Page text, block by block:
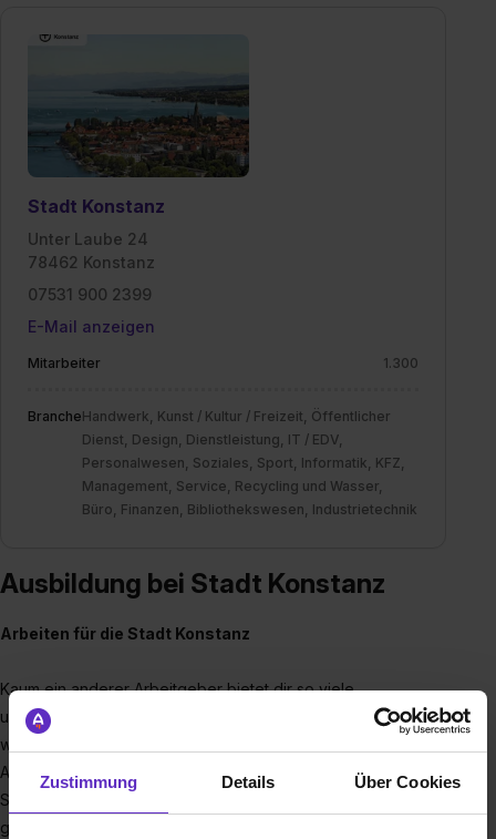
Zustimmung Details Über Cookies
Stadt Konstanz
Unter Laube 24
78462 Konstanz
07531 900 2399
E-Mail anzeigen
Mitarbeiter 1.300
BrancheHandwerk, Kunst / Kultur / Freizeit, Öffentlicher
Dienst, Design, Dienstleistung, IT / EDV,
Personalwesen, Soziales, Sport, Informatik, KFZ,
Management, Service, Recycling und Wasser,
Büro, Finanzen, Bibliothekswesen, Industrietechnik
Ausbildung bei Stadt Konstanz
Arbeiten für die Stadt Konstanz
Kaum ein anderer Arbeitgeber bietet dir so viele
unterschiedliche Einstiegsmöglichkeiten in die Arbeitswelt
wie die Stadt Konstanz. Ganze 25 verschiedene
Ausbildungsberufe und 10 verschiedene duale
Studiengänge haben für dich. Egal ob du einen
gewerblichen Job anstrebst, lieber im Büro arbeitest oder